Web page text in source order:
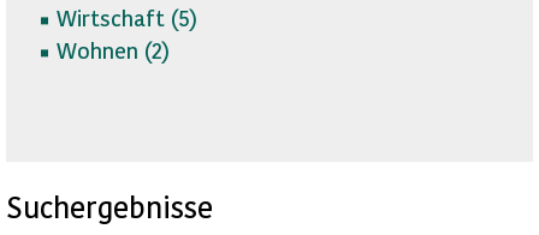
Wirtschaft (5)
Wohnen (2)
Suchergebnisse